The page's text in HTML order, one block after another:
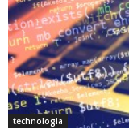
technologia